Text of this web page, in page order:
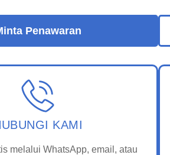
Penawaran
KAMI
melalui WhatsApp, email, atau